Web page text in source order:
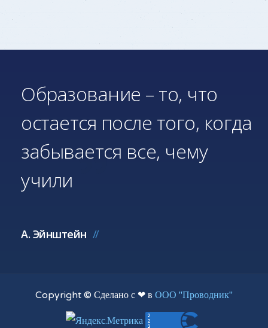
Образование – то, что
остается после того, когда
забывается все, чему
учили
А. Эйнштейн
Copyright © Сделано с ❤ в ООО "Проводник"